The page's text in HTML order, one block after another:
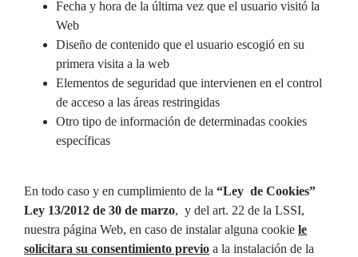
Fecha y hora de la última vez que el usuario visitó la
Web
Diseño de contenido que el usuario escogió en su
primera visita a la web
Elementos de seguridad que intervienen en el control
de acceso a las áreas restringidas
Otro tipo de información de determinadas cookies
específicas
En todo caso y en cumplimiento de la “Ley de Cookies”
Ley 13/2012 de 30 de marzo, y del art. 22 de la LSSI,
nuestra página Web, en caso de instalar alguna cookie le
solicitara su consentimiento previo a la instalación de la